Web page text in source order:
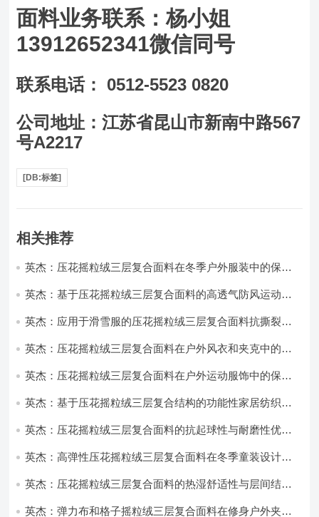
面料业务联系：杨小姐
13912652341微信同号
联系电话： 0512-5523 0820
公司地址：江苏省昆山市新南中路567
号A2217
[DB:标签]
相关推荐
英杰：压花摇粒绒三层复合面料在冬季户外服装中的保暖
英杰：基于压花摇粒绒三层复合面料的高透气防风运动服
英杰：应用于滑雪服的压花摇粒绒三层复合面料抗撕裂与
英杰：压花摇粒绒三层复合面料在户外风衣和夹克中的应
英杰：压花摇粒绒三层复合面料在户外运动服饰中的保暖
英杰：基于压花摇粒绒三层复合结构的功能性家居纺织品
英杰：压花摇粒绒三层复合面料的抗起球性与耐磨性优化
英杰：高弹性压花摇粒绒三层复合面料在冬季童装设计中
英杰：压花摇粒绒三层复合面料的热湿舒适性与层间结合
英杰：弹力布和格子摇粒绒三层复合面料在修身户外夹克